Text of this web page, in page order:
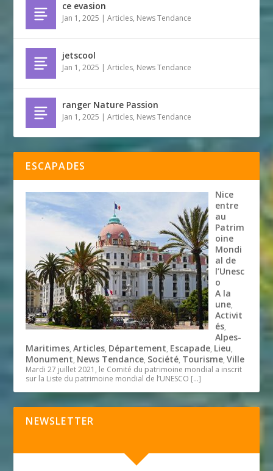
ce evasion
Jan 1, 2025 |Articles, News Tendance
jetscool
Jan 1, 2025 |Articles, News Tendance
ranger Nature Passion
Jan 1, 2025 |Articles, News Tendance
ESCAPADES
Nice
entre
au
Patrim
oine
Mondi
al de
l’Unesc
o
A la
une,
Activit
és,
Alpes-
Maritimes,Articles, Département, Escapade, Lieu,
Monument, News Tendance, Société, Tourisme,Ville
Mardi 27 juillet 2021, le Comité du patrimoine mondial a inscrit
sur la Liste du patrimoine mondial de l’UNESCO […]
NEWSLETTER